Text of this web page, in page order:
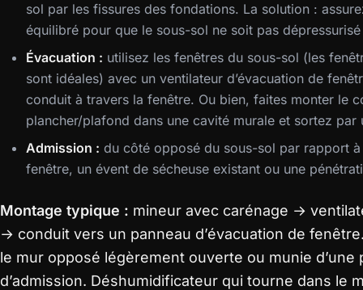
sol par les fissures des fondations. La solution :
équilibré pour que le sous-sol ne soit pas
Évacuation : utilisez les fenêtres du sous-sol (les
sont idéales) avec un ventilateur d’évacuation de
conduit à travers la fenêtre. Ou bien, faites monter le
plancher/plafond dans une cavité murale et sortez par
Admission : du côté opposé du sous-sol par rapport à
fenêtre, un évent de sécheuse existant ou une
Montage typique : mineur avec carénage →
→ conduit vers un panneau d’évacuation de
le mur opposé légèrement ouverte ou munie d’une
d’admission. Déshumidificateur qui tourne dans le